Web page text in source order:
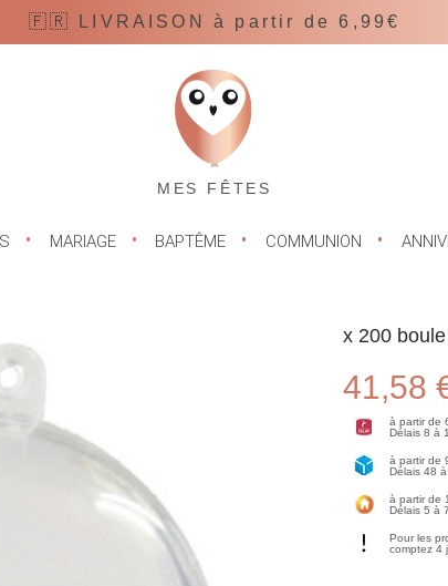
🇫🇷 LIVRAISON à partir de 6,99€
MES FÊTES
MARIAGE BAPTÊME COMMUNION
x 200
41,58
à partir de
Délais 8 à
à partir de
Délais 48
à partir de
Délais 5 à
Pour les
comptez 4